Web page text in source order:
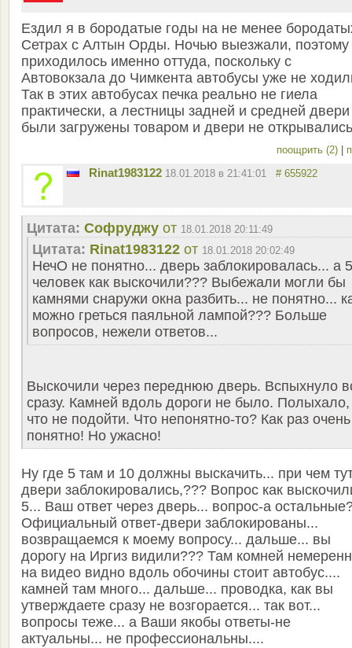
Ездил я в бородатые годы на не менее
Сетрах с Алтын Орды. Ночью выезжали, поэтому
приходилось именно оттуда, поскольку с
Автовокзала до Чимкента автобусы уже не
Так в этих автобусах печка реально не гиела
практически, а лестницы задней и средней двери
были загружены товаром и двери не
поощрить (2)
Rinat1983122 18.01.2018 в 21:41:01 # 655922
Цитата: Софруджу от 18.01.2018 20:11:49
Цитата: Rinat1983122 от 18.01.2018 20:02:49
НечО не понятно... дверь заблокировалась... а 5
человек как выскочили??? Выбежали могли бы
камнями снаружи окна разбить... не понятно...
можно греться паяльной лампой??? Больше
вопросов, нежели ответов...
Выскочили через переднюю дверь. Вспыхнуло
сразу. Камней вдоль дороги не было. Полыхало,
что не подойти. Что непонятно-то? Как раз очень
понятно! Но ужасно!
Ну где 5 там и 10 должны выскачить... при чем
двери заблокировались,??? Вопрос как
5... Ваш ответ через дверь... вопрос-а
Официальный ответ-двери заблокированы...
возвращаемся к моему вопросу... дальше... вы
дорогу на Иргиз видили??? Там комней
на видео видно вдоль обочины стоит автобус....
камней там много... дальше... проводка, как вы
утверждаете сразу не возгорается... так вот...
вопросы теже... а Ваши якобы ответы-не
актуальны... не профессиональны....